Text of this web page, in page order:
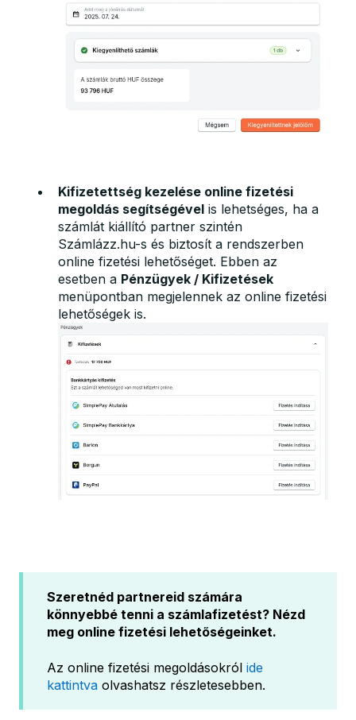
Kifizetettség kezelése online fizetési
megoldás segítségével is lehetséges, ha a
számlát kiállító partner szintén
Számlázz.hu-s és biztosít a rendszerben
online fizetési lehetőséget. Ebben az
esetben a Pénzügyek / Kifizetések
menüpontban megjelennek az online fizetési
lehetőségek is.
Szeretnéd partnereid számára
könnyebbé tenni a számlafizetést? Nézd
meg online fizetési lehetőségeinket.
Az online fizetési megoldásokról ide
kattintva olvashatsz részletesebben.